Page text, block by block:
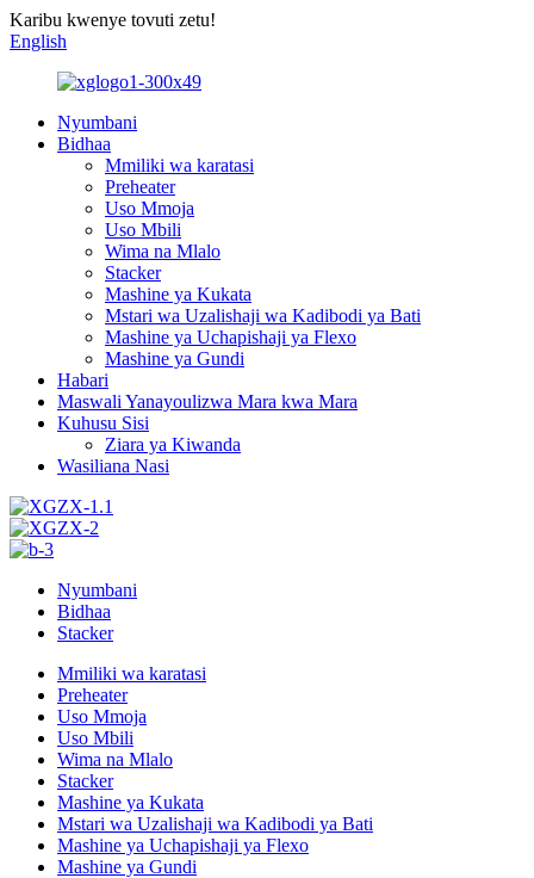
Karibu kwenye tovuti zetu!
English
Nyumbani
Bidhaa
Mmiliki wa karatasi
Preheater
Uso Mmoja
Uso Mbili
Wima na Mlalo
Stacker
Mashine ya Kukata
Mstari wa Uzalishaji wa Kadibodi ya Bati
Mashine ya Uchapishaji ya Flexo
Mashine ya Gundi
Habari
Maswali Yanayoulizwa Mara kwa Mara
Kuhusu Sisi
Ziara ya Kiwanda
Wasiliana Nasi
Nyumbani
Bidhaa
Stacker
Mmiliki wa karatasi
Preheater
Uso Mmoja
Uso Mbili
Wima na Mlalo
Stacker
Mashine ya Kukata
Mstari wa Uzalishaji wa Kadibodi ya Bati
Mashine ya Uchapishaji ya Flexo
Mashine ya Gundi